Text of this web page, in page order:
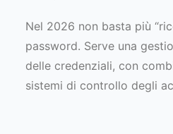
Nel 2026 non basta più
password. Serve una
delle credenziali, con
sistemi di controllo degli